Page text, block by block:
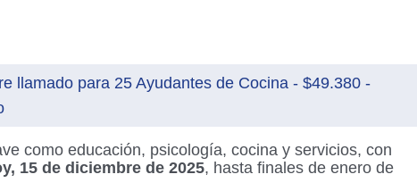
llamado para 25 Ayudantes de Cocina - $49.380 -
como educación, psicología, cocina y servicios, con
15 de diciembre de 2025, hasta finales de enero de